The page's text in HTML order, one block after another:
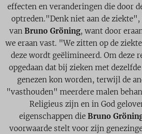
effecten en veranderingen die door
optreden."Denk niet aan de ziekte",
van Bruno Gröning, want door
we eraan vast. "We zitten op de
deze wordt geëlimineerd. Om deze
opgedaan dat bij zieken met
genezen kon worden, terwijl de
"vasthouden" meerdere malen
Religieus zijn en in God
eigenschappen die Bruno
voorwaarde stelt voor zijn